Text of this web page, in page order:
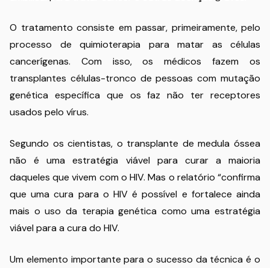
O tratamento consiste em passar, primeiramente, pelo
processo de quimioterapia para matar as células
cancerígenas. Com isso, os médicos fazem os
transplantes células-tronco de pessoas com mutação
genética específica que os faz não ter receptores
usados pelo vírus.
Segundo os cientistas, o transplante de medula óssea
não é uma estratégia viável para curar a maioria
daqueles que vivem com o HIV. Mas o relatório “confirma
que uma cura para o HIV é possível e fortalece ainda
mais o uso da terapia genética como uma estratégia
viável para a cura do HIV.
Um elemento importante para o sucesso da técnica é o